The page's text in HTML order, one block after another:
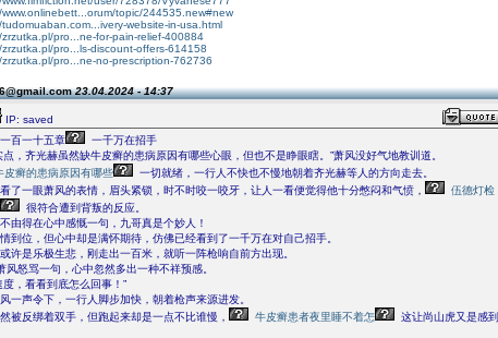
topic/244535.new#new
website-in-usa.html
pro...ne-for-pain-relief-400884
pro...ls-discount-offers-614158
pro...ne-no-prescription-762736
23.04.2024 - 14:37
IP: saved
百一十五章
一千万在招手
点，齐光赫虽然缺牛皮癣的患病原因有哪些心眼，但也不是睁眼瞎。”萧风没好气地教训道。
皮癣的患病原因有哪些
一切就绪，一行人不快也不慢地朝着齐光赫等人的方向走去。
了一眼萧风的表情，眉头紧锁，时不时咬一咬牙，让人一看便觉得他十分憋闷和气愤，
伍德灯检
很符合遭到背叛的反应。
由得在心中感慨一句，九哥真是个妙人！
到位，但心中却是满怀期待，仿佛已经看到了一千万在对自己招手。
许是乐极生悲，刚走出一百米，就听一阵枪响自前方出现。
风怒骂一句，心中忽然多出一种不祥预感。
度，看看到底怎么回事！”
一声令下，一行人脚步加快，朝着枪声来源进发。
被反绑着双手，但跑起来却是一点不比谁慢，
牛皮癣患者夜里睡不着怎
这让尚山虎又是感到